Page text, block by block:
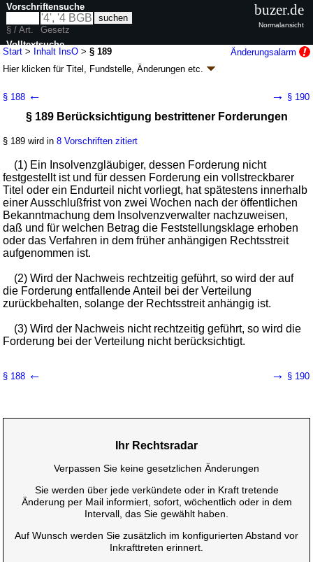
Start > Inhalt InsO >§ 189
Änderungsalarm
Hier klicken fürTitel, Fundstelle, Änderungen etc.
15.07.2024BGBl. 2024 I Nr. 236
Einzelgläubigeranfechtung
wird in 431 Vorschriften zitiert
Fünfter Teil Befriedigung der Insolvenzgläubiger.
Einstellung des Verfahrens
Zweiter Abschnitt Verteilung
§ 188 ← → § 190
§ 189 Berücksichtigung bestrittener Forderungen
§ 189 wird in8 Vorschriften zitiert
(1) Ein Insolvenzgläubiger, dessen Forderung nicht
festgestellt ist und für dessen Forderung ein vollstreckbarer
Titel oder ein Endurteil nicht vorliegt, hat spätestens innerhalb
einer Ausschlußfrist von zwei Wochen nach der öffentlichen
Bekanntmachung dem Insolvenzverwalter nachzuweisen,
daß und für welchen Betrag die Feststellungsklage erhoben
oder das Verfahren in dem früher anhängigen Rechtsstreit
aufgenommen ist.
(2) Wird der Nachweis rechtzeitig geführt, so wird der auf
die Forderung entfallende Anteil bei der Verteilung
zurückbehalten, solange der Rechtsstreit anhängig ist.
(3) Wird der Nachweis nicht rechtzeitig geführt, so wird die
Forderung bei der Verteilung nicht berücksichtigt.
§ 188 ← → § 190
Ihr Rechtsradar
Verpassen Sie keine gesetzlichen Änderungen
Sie werden über jede verkündete oder in Kraft tretende
Änderung per Mail informiert, sofort, wöchentlich oder in dem
Intervall, das Sie gewählt haben.
Auf Wunsch werden Sie zusätzlich im konfigurierten Abstand vor
Inkrafttreten erinnert.
Vorschriftensuche
§ / Art.
Gesetz
Volltextsuche
nur in InsO
buzer.de
Normalansicht